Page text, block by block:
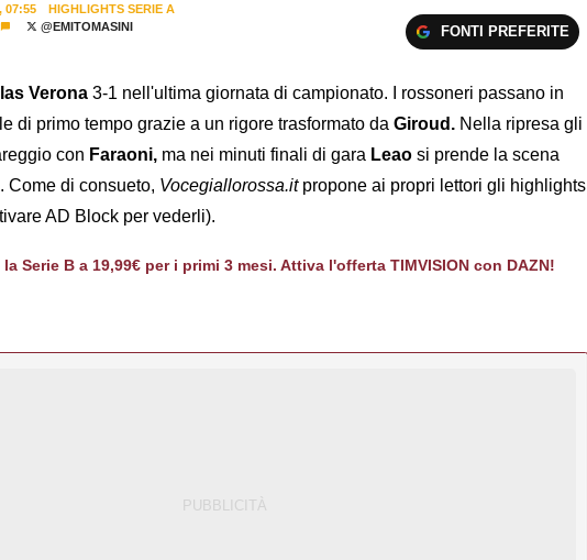
07:55
HIGHLIGHTS SERIE A
@EMITOMASINI FONTI PREFERITE
Verona 3-1 nell'ultima giornata di campionato. I rossoneri passano in
di primo tempo grazie a un rigore trasformato da Giroud. Nella ripresa gli
con Faraoni, ma nei minuti finali di gara Leao si prende la scena
Come di consueto, Vocegiallorossa.it propone ai propri lettori gli highlights
AD Block per vederli).
la Serie B a 19,99€ per i primi 3 mesi. Attiva l'offerta TIMVISION con DAZN!